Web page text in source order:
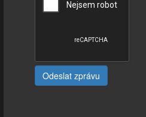
Odeslat zprávu